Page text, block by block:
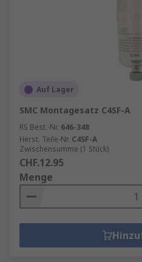
Auf Lager
SMC Montagesatz C4SF-A
RS Best.-Nr. 646-348
Herst. Teile-Nr. C4SF-A
Zwischensumme (1 Stück)
CHF.12.95
Menge